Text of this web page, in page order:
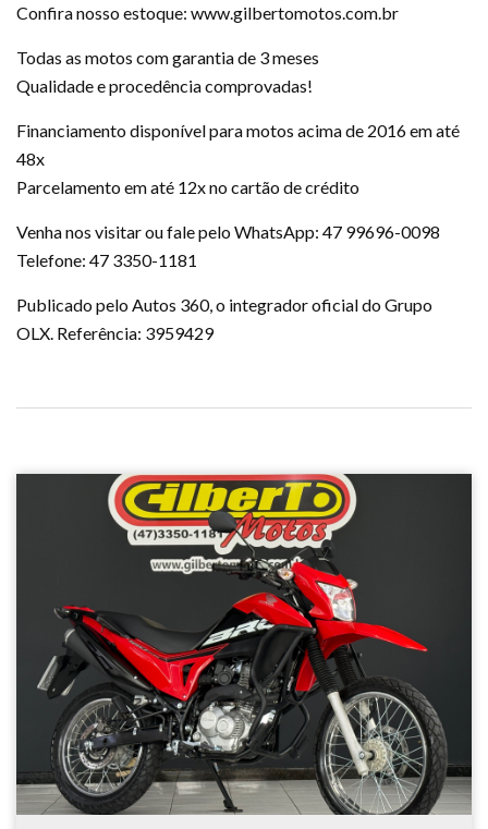
Confira nosso estoque: www.gilbertomotos.com.br
Todas as motos com garantia de 3 meses
Qualidade e procedência comprovadas!
Financiamento disponível para motos acima de 2016 em até
48x
Parcelamento em até 12x no cartão de crédito
Venha nos visitar ou fale pelo WhatsApp: 47 99696-0098
Telefone: 47 3350-1181
Publicado pelo Autos 360, o integrador oficial do Grupo
OLX. Referência: 3959429